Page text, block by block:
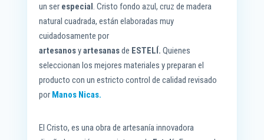
un ser especial. Cristo fondo azul, cruz de madera
natural cuadrada, están elaboradas muy
cuidadosamente por
artesanosyartesanasde ESTELÍ. Quienes
seleccionan los mejores materiales y preparan el
producto con un estricto control de calidad revisado
por Manos Nicas.
El Cristo, es una obra de artesanía innovadora